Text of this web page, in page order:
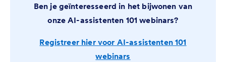
Ben je geïnteresseerd in het bijwonen van
onze AI-assistenten 101 webinars?
Registreer hier voor AI-assistenten 101
webinars